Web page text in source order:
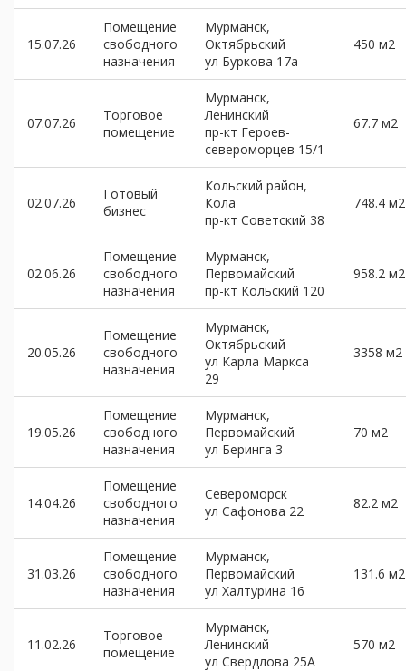
15.07.26
Помещение
свободного
назначения
Мурманск,
Октябрьский
ул Буркова 17а
450 м2
07.07.26
Торговое
помещение
Мурманск,
Ленинский
пр-кт Героев-
североморцев 15/1
67.7 м2
02.07.26
Готовый
бизнес
Кольский район,
Кола
пр-кт Советский 38
748.4 м2
02.06.26
Помещение
свободного
назначения
Мурманск,
Первомайский
пр-кт Кольский 120
958.2 м2
20.05.26
Помещение
свободного
назначения
Мурманск,
Октябрьский
ул Карла Маркса
29
3358 м2
19.05.26
Помещение
свободного
назначения
Мурманск,
Первомайский
ул Беринга 3
70 м2
14.04.26
Помещение
свободного
назначения
Североморск
ул Сафонова 22
82.2 м2
31.03.26
Помещение
свободного
назначения
Мурманск,
Первомайский
ул Халтурина 16
131.6 м2
11.02.26
Торговое
помещение
Мурманск,
Ленинский
ул Свердлова 25А
570 м2